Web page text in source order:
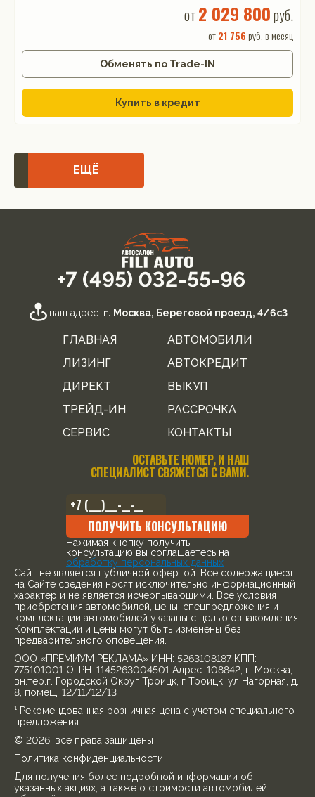
от 2 029 800руб.
от21 756 руб. в месяц
Обменять по Trade-IN
Купить в кредит
ЕЩЁ
+7 (495) 032-55-96
наш адрес: г. Москва, Береговой проезд, 4/6с3
ГЛАВНАЯ
АВТОМОБИЛИ
ЛИЗИНГ
АВТОКРЕДИТ
ДИРЕКТ
ВЫКУП
ТРЕЙД-ИН
РАССРОЧКА
СЕРВИС
КОНТАКТЫ
ОСТАВЬТЕ НОМЕР, И НАШ
СПЕЦИАЛИСТ СВЯЖЕТСЯ С ВАМИ.
ПОЛУЧИТЬ КОНСУЛЬТАЦИЮ
Нажимая кнопку получить
консультацию вы соглашаетесь на
обработку персональных данных
Cайт не является публичной офертой. Все содержащиеся
на Сайте сведения носят исключительно информационный
характер и не является исчерпывающими. Все условия
приобретения автомобилей, цены, спецпредложения и
комплектации автомобилей указаны с целью ознакомления.
Комплектации и цены могут быть изменены без
предварительного оповещения.
ООО «ПРЕМИУМ РЕКЛАМА» ИНН: 5263108187 КПП:
775101001 ОГРН: 1145263004501 Адрес: 108842, г. Москва,
вн.тер.г. Городской Округ Троицк, г Троицк, ул Нагорная, д.
8, помещ. 12/11/12/13
¹ Рекомендованная розничная цена с учетом специального
предложения
© 2026, все права защищены
Политика конфиденциальности
Для получения более подробной информации об
указанных акциях, а также о стоимости автомобилей